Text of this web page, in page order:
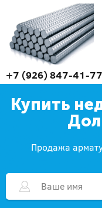
+7 (926) 847-41-77
Купить
Продажа